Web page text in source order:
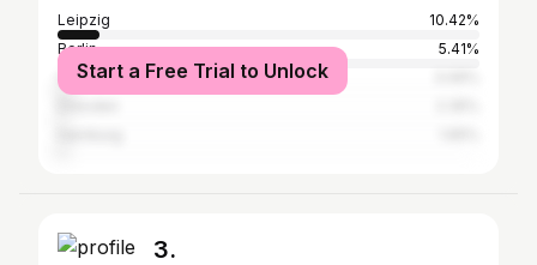
Leipzig
10.42%
Berlin
5.41%
Chemnitz
Start a Free Trial to Unlock
3.